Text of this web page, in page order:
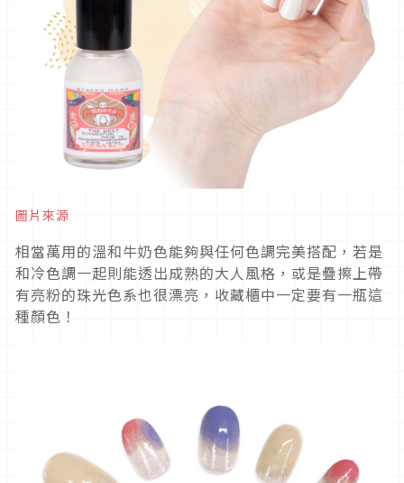
圖片來源
相當萬用的溫和牛奶色能夠與任何色調完美搭配，若是
和冷色調一起則能透出成熟的大人風格，或是疊擦上帶
有亮粉的珠光色系也很漂亮，收藏櫃中一定要有一瓶這
種顏色！